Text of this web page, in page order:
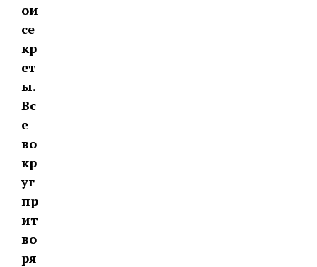
ои
се
кр
ет
ы.
Вс
е
во
кр
уг
пр
ит
во
ря